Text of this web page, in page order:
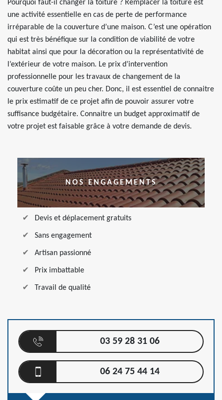
Pourquoi faut-il changer la toiture ? Remplacer la toiture est
une activité essentielle en cas de perte de performance
irréparable de la couverture d’une maison. C’est une opération
qui est très bénéfique sur la condition de viabilité de votre
habitat ainsi que pour la décoration ou la représentativité de
l’extérieur de votre maison. Le prix d’intervention
professionnelle pour les travaux de changement de la
couverture coûte un peu cher. Donc, il est essentiel de connaitre
le prix estimatif de ce projet afin de pouvoir assurer votre
suffisance budgétaire. Connaitre un budget approximatif de
votre projet est faisable grâce à votre demande de devis.
NOS ENGAGEMENTS
Devis et déplacement gratuits
Sans engagement
Artisan passionné
Prix imbattable
Travail de qualité
03 59 28 31 06
06 24 75 44 14